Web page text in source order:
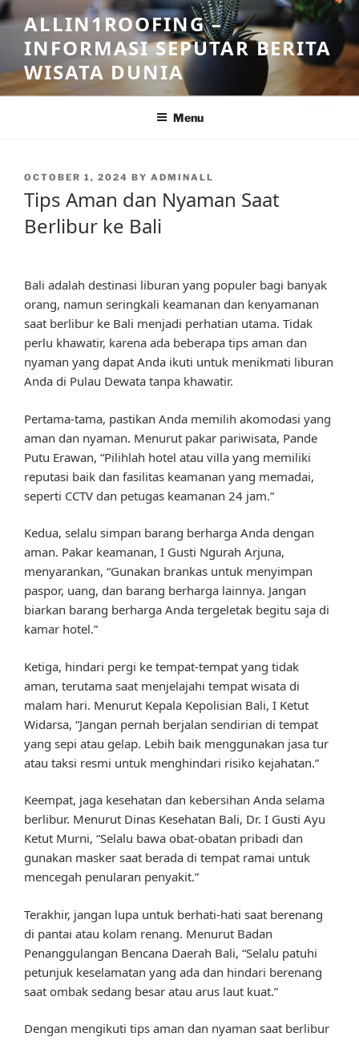
Skip
to
content
ALLIN1ROOFING –
INFORMASI SEPUTAR BERITA
WISATA DUNIA
Menu
POSTED
ON
OCTOBER 1, 2024 BY ADMINALL
Tips Aman dan Nyaman Saat
Berlibur ke Bali
Bali adalah destinasi liburan yang populer bagi banyak
orang, namun seringkali keamanan dan kenyamanan
saat berlibur ke Bali menjadi perhatian utama. Tidak
perlu khawatir, karena ada beberapa tips aman dan
nyaman yang dapat Anda ikuti untuk menikmati liburan
Anda di Pulau Dewata tanpa khawatir.
Pertama-tama, pastikan Anda memilih akomodasi yang
aman dan nyaman. Menurut pakar pariwisata, Pande
Putu Erawan, “Pilihlah hotel atau villa yang memiliki
reputasi baik dan fasilitas keamanan yang memadai,
seperti CCTV dan petugas keamanan 24 jam.”
Kedua, selalu simpan barang berharga Anda dengan
aman. Pakar keamanan, I Gusti Ngurah Arjuna,
menyarankan, “Gunakan brankas untuk menyimpan
paspor, uang, dan barang berharga lainnya. Jangan
biarkan barang berharga Anda tergeletak begitu saja di
kamar hotel.”
Ketiga, hindari pergi ke tempat-tempat yang tidak
aman, terutama saat menjelajahi tempat wisata di
malam hari. Menurut Kepala Kepolisian Bali, I Ketut
Widarsa, “Jangan pernah berjalan sendirian di tempat
yang sepi atau gelap. Lebih baik menggunakan jasa tur
atau taksi resmi untuk menghindari risiko kejahatan.”
Keempat, jaga kesehatan dan kebersihan Anda selama
berlibur. Menurut Dinas Kesehatan Bali, Dr. I Gusti Ayu
Ketut Murni, “Selalu bawa obat-obatan pribadi dan
gunakan masker saat berada di tempat ramai untuk
mencegah penularan penyakit.”
Terakhir, jangan lupa untuk berhati-hati saat berenang
di pantai atau kolam renang. Menurut Badan
Penanggulangan Bencana Daerah Bali, “Selalu patuhi
petunjuk keselamatan yang ada dan hindari berenang
saat ombak sedang besar atau arus laut kuat.”
Dengan mengikuti tips aman dan nyaman saat berlibur